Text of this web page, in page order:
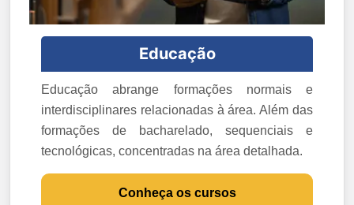
Educação
Educação abrange formações normais e
interdisciplinares relacionadas à área. Além das
formações de bacharelado, sequenciais e
tecnológicas, concentradas na área detalhada.
Conheça os cursos